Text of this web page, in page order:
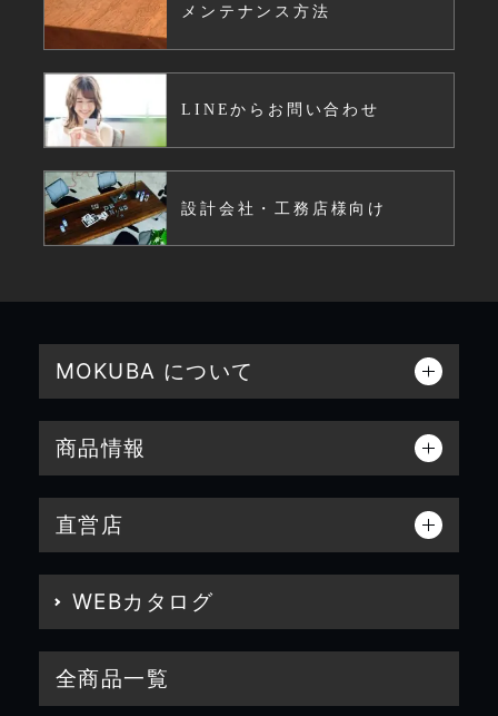
メンテナンス方法
LINEからお問い合わせ
設計会社・工務店様向け
MOKUBA について
商品情報
直営店
WEBカタログ
全商品一覧